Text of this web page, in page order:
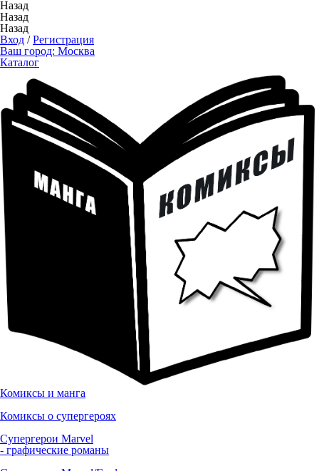
Назад
Назад
Назад
Вход /Регистрация
Ваш город: Москва
Каталог
Комиксы и манга
Комиксы о супергероях
Супергерои Marvel
- графические романы